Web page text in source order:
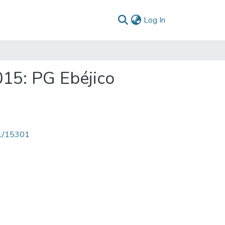
Log In
PG Ebéjico
15301